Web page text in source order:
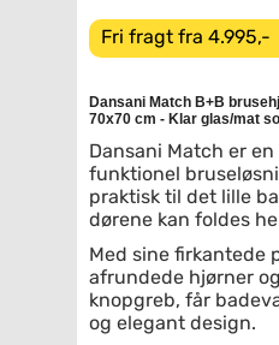
Fri fragt fra 4.995,-
Dansani Match B+B
70x70 cm - Klar glas/mat
Dansani Match er
funktionel
praktisk til det lille
dørene kan foldes
Med sine firkantede
afrundede hjørner
knopgreb, får
og elegant design.